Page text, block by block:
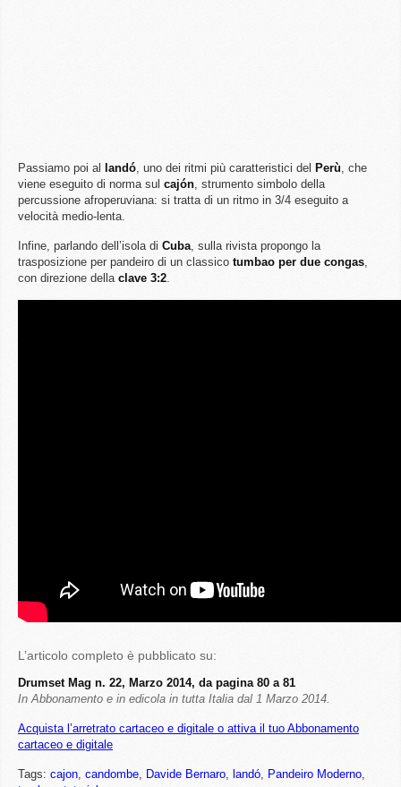
Passiamo poi al landó, uno dei ritmi più caratteristici del Perù, che
viene eseguito di norma sul cajón, strumento simbolo della
percussione afroperuviana: si tratta di un ritmo in 3/4 eseguito a
velocità medio-lenta.
Infine, parlando dell’isola di Cuba, sulla rivista propongo la
trasposizione per pandeiro di un classico tumbao per due congas,
con direzione della clave 3:2.
L’articolo completo è pubblicato su:
Drumset Mag n. 22, Marzo 2014, da pagina 80 a 81
In Abbonamento e in edicola in tutta Italia dal 1 Marzo 2014.
Acquista l’arretrato cartaceo e digitale o attiva il tuo Abbonamento
cartaceo e digitale
Tags: cajon, candombe, Davide Bernaro, landó, Pandeiro Moderno,